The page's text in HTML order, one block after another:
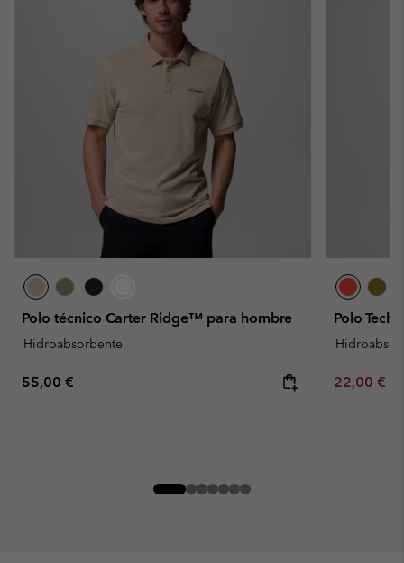
Polo técnico Carter Ridge™ para hombre
Hidroabsorbente
Regular price:
55,00 €
Polo
Minimum
22,00 €